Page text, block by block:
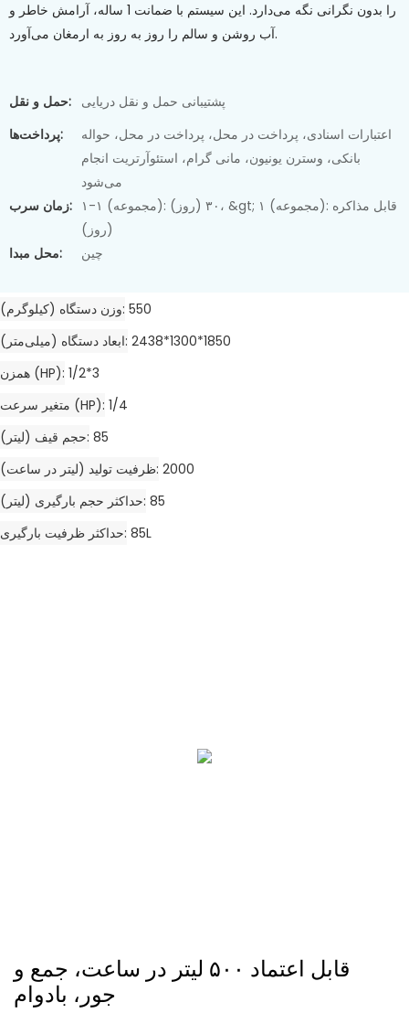
را بدون نگرانی نگه می‌دارد. این سیستم با ضمانت 1 ساله، آرامش خاطر و
آب روشن و سالم را روز به روز به ارمغان می‌آورد.
حمل و نقل: پشتیبانی حمل و نقل دریایی
پرداخت‌ها:
اعتبارات اسنادی، پرداخت در محل، پرداخت در محل، حواله
بانکی، وسترن یونیون، مانی گرام، استئوآرتریت انجام
می‌شود
زمان سرب: ۱-۱ (مجموعه): ۳۰ (روز)، &gt; ۱ (مجموعه): قابل مذاکره
(روز)
محل مبدا:
چین
وزن دستگاه (کیلوگرم) 550
ابعاد دستگاه (میلی‌متر) 2438*1300*1850
همزن (HP) 1/2*3
متغیر سرعت (HP) 1/4
حجم قیف (لیتر) 85
ظرفیت تولید (لیتر در ساعت) 2000
حداکثر حجم بارگیری (لیتر) 85
حداکثر ظرفیت بارگیری 85L
قابل اعتماد ۵۰۰ لیتر در ساعت، جمع و
جور، بادوام